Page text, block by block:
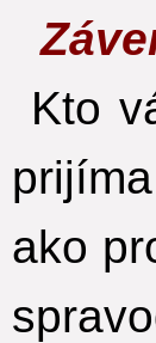
Kto
ako